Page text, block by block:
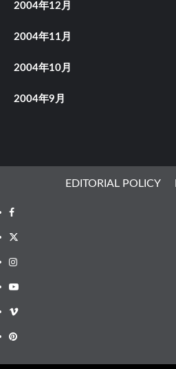
2004年12月
2004年11月
2004年10月
2004年9月
EDITORIAL POLICY
Facebook
X
Instagram
Youtube
Vimeo
Pinterest